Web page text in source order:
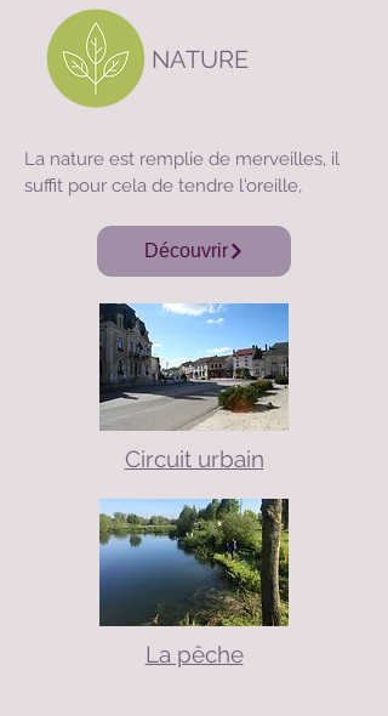
NATURE
La nature est remplie de merveilles, il
suffit pour cela de tendre l'oreille,
Découvrir
Circuit urbain
La pêche